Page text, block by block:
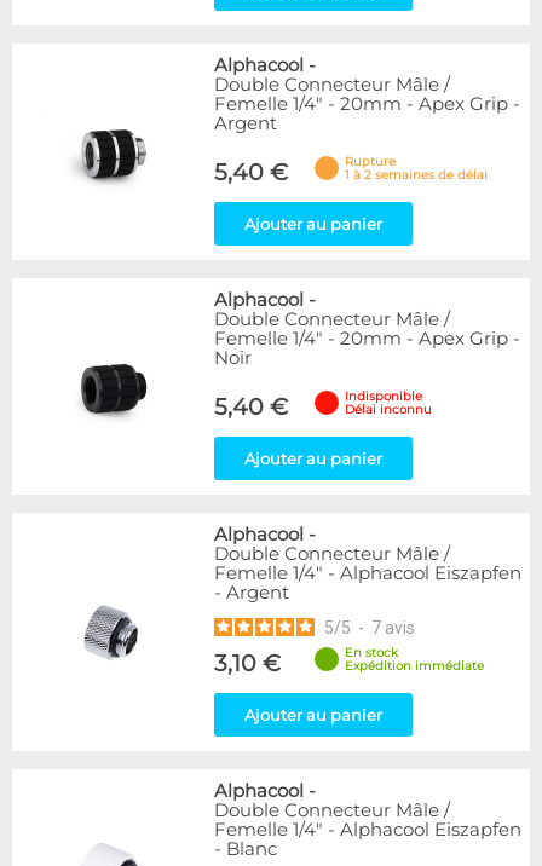
Alphacool -
Double Connecteur Mâle /
Femelle 1/4" - 20mm - Apex Grip -
Argent
5,40 €
Rupture
1 à 2 semaines de délai
Ajouter au panier
Alphacool -
Double Connecteur Mâle /
Femelle 1/4" - 20mm - Apex Grip -
Noir
5,40 €
Indisponible
Délai inconnu
Ajouter au panier
Alphacool -
Double Connecteur Mâle /
Femelle 1/4" - Alphacool Eiszapfen
- Argent
5/5 - 7 avis
3,10 €
En stock
Expédition immédiate
Ajouter au panier
Alphacool -
Double Connecteur Mâle /
Femelle 1/4" - Alphacool Eiszapfen
- Blanc